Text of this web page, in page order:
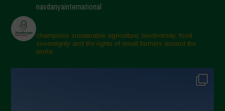
Aprile 2025
Marzo 2025
Febbraio 2025
Gennaio 2025
navdanyainternational
champions sustainable agriculture, biodiversity, food
sovereignty and the rights of small farmers around the
world.